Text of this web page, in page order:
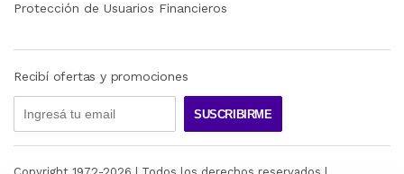
Protección de Usuarios Financieros
Recibí ofertas y promociones
SUSCRIBIRME